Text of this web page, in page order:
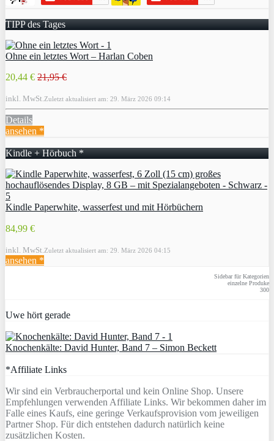
TIPP des Tages
Ohne ein letztes Wort – Harlan Coben
20,44 € 21,95 €
inkl. MwSt. Zuletzt aktualisiert am: 29. März 2026 09:14
Details
ansehen *
Kindle + Hörbuch *
Kindle Paperwhite, wasserfest und mit Hörbüchern
84,99 €
inkl. MwSt. Zuletzt aktualisiert am: 29. März 2026 04:15
ansehen *
Sidebar für Kategorien
einzelne Produke
300
Uwe hört gerade
Knochenkälte: David Hunter, Band 7 – Simon Beckett
*Affiliate Links
Wir sind ein Verbraucherportal und kein Online Shop. Unsere
Empfehlungen verwenden Affiliate Links. Wir bekommen daher im
Falle eines Kaufs, eine geringe Verkaufsprovision vom jeweiligen
Partner Shop. Für dich entstehen dadurch natürlich keine
zusätzlichen Kosten.